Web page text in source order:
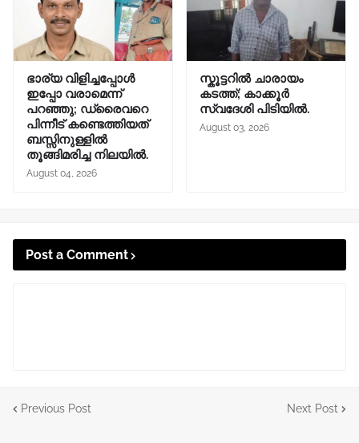
ഭാര്യ വിളിച്ചപ്പോള്‍
ഇപ്പോ വരാമെന്ന്
പറഞ്ഞു; ഡ്രൈവറെ
പിന്നീട് കണ്ടെത്തിയത്
ബസ്സിനുള്ളില്‍
തൂങ്ങിമരിച്ച നിലയിൽ.
August 04, 2026
സ്കൂട്ടറിൽ ചാരായം
കടത്ത്; കാക്കൂർ
സ്വദേശി പിടിയിൽ.
August 03, 2026
Post a Comment
Previous Post Next Post